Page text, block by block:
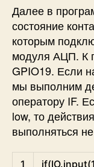
Далее в
состояние
которым
модуля АЦП. К
GPIO19. Если
мы выполним
оператору IF.
low, то
выполняться
1 if(IO.input(